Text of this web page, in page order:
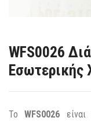
WFS0026
Εσωτερικής
ΤοWFS0026